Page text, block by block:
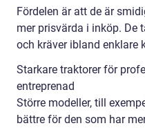
Fördelen är att de är
mer prisvärda i inköp. De
och kräver ibland enklare
Starkare traktorer för
entreprenad
Större modeller, till
bättre för den som har